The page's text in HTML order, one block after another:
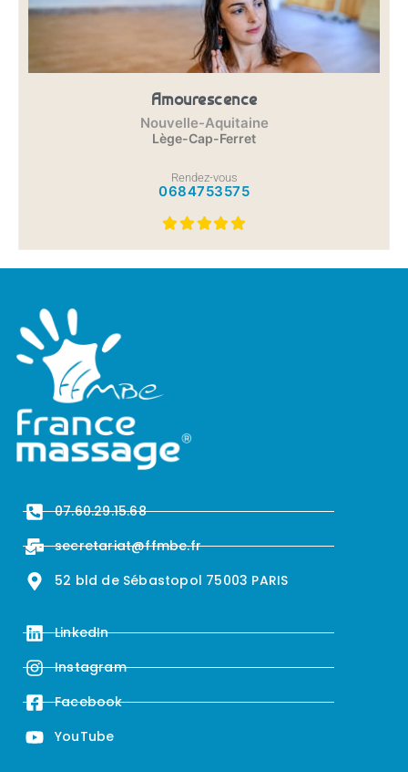
Amourescence
Nouvelle-Aquitaine
Lège-Cap-Ferret
Rendez-vous
0684753575
07.60.29.15.68
secretariat@ffmbe.fr
52 bld de Sébastopol 75003 PARIS
LinkedIn
Instagram
Facebook
YouTube